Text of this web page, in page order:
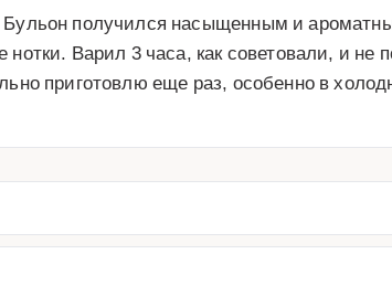
получился насыщенным и
нотки. Варил 3 часа, как советовали, и
приготовлю еще раз, особенно в